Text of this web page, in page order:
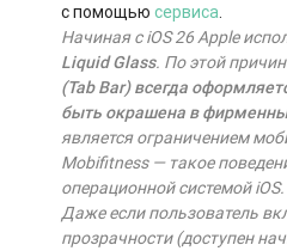
с помощьюсервиса.
Начиная с iOS 26 Apple
Liquid Glass. По этой
(Tab Bar) всегда
быть окрашена в
является ограничением
Mobifitness — такое
операционной системой iOS.
Даже если пользователь
прозрачности (доступен